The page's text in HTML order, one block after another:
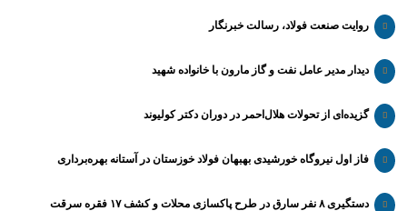
روایت صنعت فولاد،‌ رسالت خبرنگار
دیدار مدیر عامل نفت و گاز مارون با خانواده شهید
گزیده‌ای از تحولات هلال‌احمر در دوران دکتر کولیوند
فاز اول نیروگاه خورشیدی بهبهان فولاد خوزستان در آستانه بهره‌برداری
دستگیری ۸ نفر سارق در طرح پاکسازی محلات و کشف ۱۷ فقره سرقت